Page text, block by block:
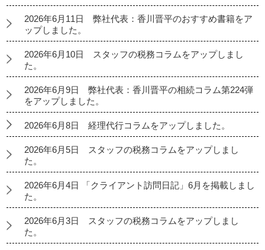
2026年6月11日 弊社代表：香川晋平のおすすめ書籍をア
ップしました。
2026年6月10日 スタッフの税務コラムをアップしまし
た。
2026年6月9日 弊社代表：香川晋平の相続コラム第224弾
をアップしました。
2026年6月8日 経理代行コラムをアップしました。
2026年6月5日 スタッフの税務コラムをアップしまし
た。
2026年6月4日 「クライアント訪問日記」6月を掲載しまし
た。
2026年6月3日 スタッフの税務コラムをアップしまし
た。